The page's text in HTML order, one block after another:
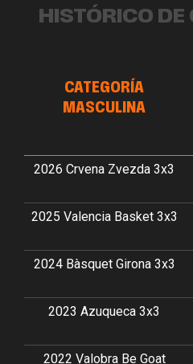
HISTÓRICO DE
CATEGORÍA
MASCULINA
2026 Crvena Zvezda 3x3
2025 Valencia Basket 3x3
2024 Bàsquet Girona 3x3
2023 Azuqueca 3x3
2022 Valobra Be Goat